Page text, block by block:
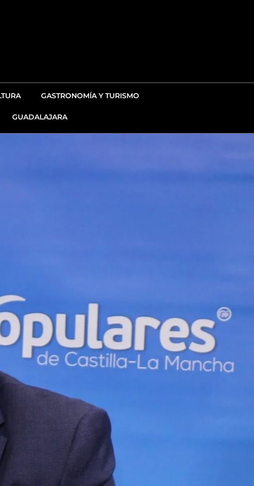
GASTRONOMÍA Y TURISMO
GUADALAJARA